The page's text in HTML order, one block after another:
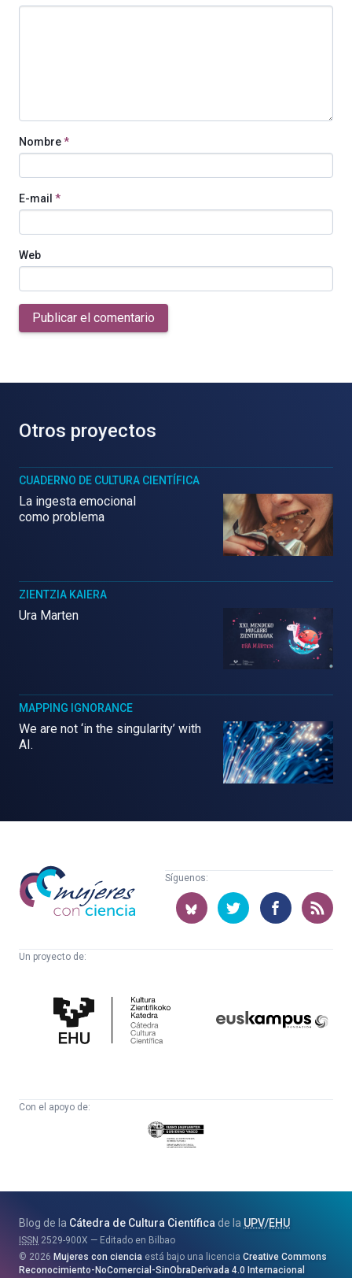
Nombre*
E-mail *
Web
Publicar el comentario
Otros proyectos
CUADERNO DE CULTURA CIENTÍFICA
La ingesta emocional
como problema
ZIENTZIA KAIERA
Ura Marten
MAPPING IGNORANCE
We are not ‘in the singularity’ with
AI.
Mujeres
con
ciencia
Síguenos:
Un proyecto de:
Cultura
Científica
Con el apoyo de:
Eusko
Jaurlaritza
eta
Berrikuntza
Saila
Blog de la Cátedra de Cultura Científica de la UPV/EHU
ISSN 2529-900X
Editado en Bilbao
2026 Mujeres con ciencia está bajo una licencia Creative Commons
Reconocimiento-NoComercial-SinObraDerivada 4.0 Internacional